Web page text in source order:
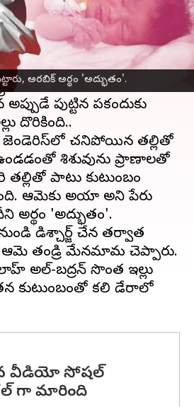
అరబిక్‌ అర్థం 'అద్భుతం'.
భూకంపంతర్వాత
ఆపరేషన్ లో ఒక ఇంటి
పుట్టిన పసికందుకు
దొరికింది..
జెండెరిస్‌లో చనిపోయిన తల్లితో
శిశువును ప్రాణాలతో
తల్లితో పాటు కుటుంబం
ఆమెకు అయా అని పేరు
అర్థం 'అద్భుతం'.
డిశ్చార్జ్ చేసిన తర్వాత
ఆమె తండ్రి మేనమామ చెప్పారు.
అల్-బద్రన్ సొంత ఇల్లు
కుటుంబంతో కలిసి డేరాలో
వీడియో సోషల్
గా మారింది